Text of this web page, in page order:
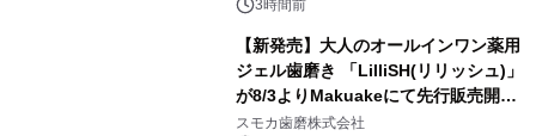
メニューが展開されます
3時間前
【新発売】大人のオールインワン薬用
ジェル歯磨き 「LilliSH(リリッシュ)」
が8/3よりMakuakeにて先行販売開
始！
スモカ歯磨株式会社